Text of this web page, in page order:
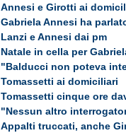
Annesi e Girotti ai
Gabriela Annesi ha
Lanzi e Annesi dai pm
Natale in cella per
"Balducci non poteva
Tomassetti ai domiciliari
Tomassetti cinque ore
"Nessun altro
Appalti truccati, anche